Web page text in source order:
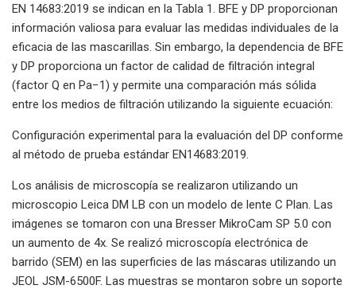
EN 14683:2019 se indican en la Tabla 1. BFE y DP proporcionan
información valiosa para evaluar las medidas individuales de la
eficacia de las mascarillas. Sin embargo, la dependencia de BFE
y DP proporciona un factor de calidad de filtración integral
(factor Q en Pa−1) y permite una comparación más sólida
entre los medios de filtración utilizando la siguiente ecuación:
Configuración experimental para la evaluación del DP conforme
al método de prueba estándar EN14683:2019.
Los análisis de microscopía se realizaron utilizando un
microscopio Leica DM LB con un modelo de lente C Plan. Las
imágenes se tomaron con una Bresser MikroCam SP 5.0 con
un aumento de 4x. Se realizó microscopía electrónica de
barrido (SEM) en las superficies de las máscaras utilizando un
JEOL JSM-6500F. Las muestras se montaron sobre un soporte